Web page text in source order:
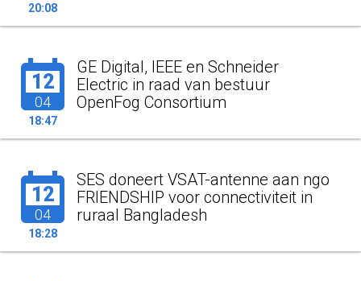
20:08
12
04
18:47
GE Digital, IEEE en Schneider
Electric in raad van bestuur
OpenFog Consortium
12
04
18:28
SES doneert VSAT-antenne aan ngo
FRIENDSHIP voor connectiviteit in
ruraal Bangladesh